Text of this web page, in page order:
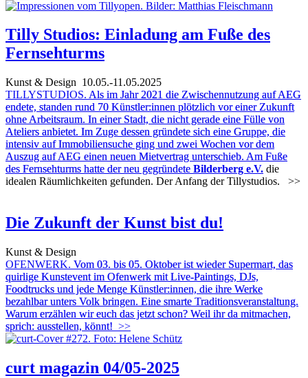
Tilly Studios: Einladung am Fuße des
Fernsehturms
Kunst & Design 10.05.-11.05.2025
TILLYSTUDIOS. Als im Jahr 2021 die Zwischennutzung auf AEG
endete, standen rund 70 Künstler:innen plötzlich vor einer Zukunft
ohne Arbeitsraum. In einer Stadt, die nicht gerade eine Fülle von
Ateliers anbietet. Im Zuge dessen gründete sich eine Gruppe, die
intensiv auf Immobiliensuche ging und zwei Wochen vor dem
Auszug auf AEG einen neuen Mietvertrag unterschieb. Am Fuße
des Fernsehturms hatte der neu gegründete Bilderberg e.V. die
idealen Räumlichkeiten gefunden. Der Anfang der Tillystudios.
>>
Die Zukunft der Kunst bist du!
Kunst & Design
OFENWERK. Vom 03. bis 05. Oktober ist wieder Supermart, das
quirlige Kunstevent im Ofenwerk mit Live-Paintings, DJs,
Foodtrucks und jede Menge Künstler:innen, die ihre Werke
bezahlbar unters Volk bringen. Eine smarte Traditionsveranstaltung.
Warum erzählen wir euch das jetzt schon? Weil ihr da mitmachen,
sprich: ausstellen, könnt! >>
curt magazin 04/05-2025